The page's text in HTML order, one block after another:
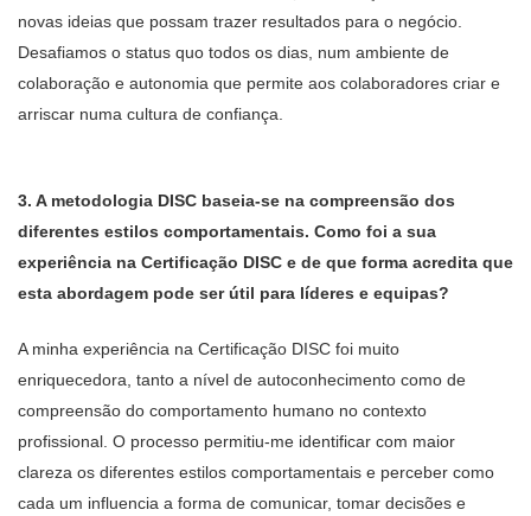
novas ideias que possam trazer resultados para o negócio.
Desafiamos o status quo todos os dias, num ambiente de
colaboração e autonomia que permite aos colaboradores criar e
arriscar numa cultura de confiança.
3. A metodologia DISC baseia-se na compreensão dos
diferentes estilos comportamentais. Como foi a sua
experiência na Certificação DISC e de que forma acredita que
esta abordagem pode ser útil para líderes e equipas?
A minha experiência na Certificação DISC foi muito
enriquecedora, tanto a nível de autoconhecimento como de
compreensão do comportamento humano no contexto
profissional. O processo permitiu-me identificar com maior
clareza os diferentes estilos comportamentais e perceber como
cada um influencia a forma de comunicar, tomar decisões e